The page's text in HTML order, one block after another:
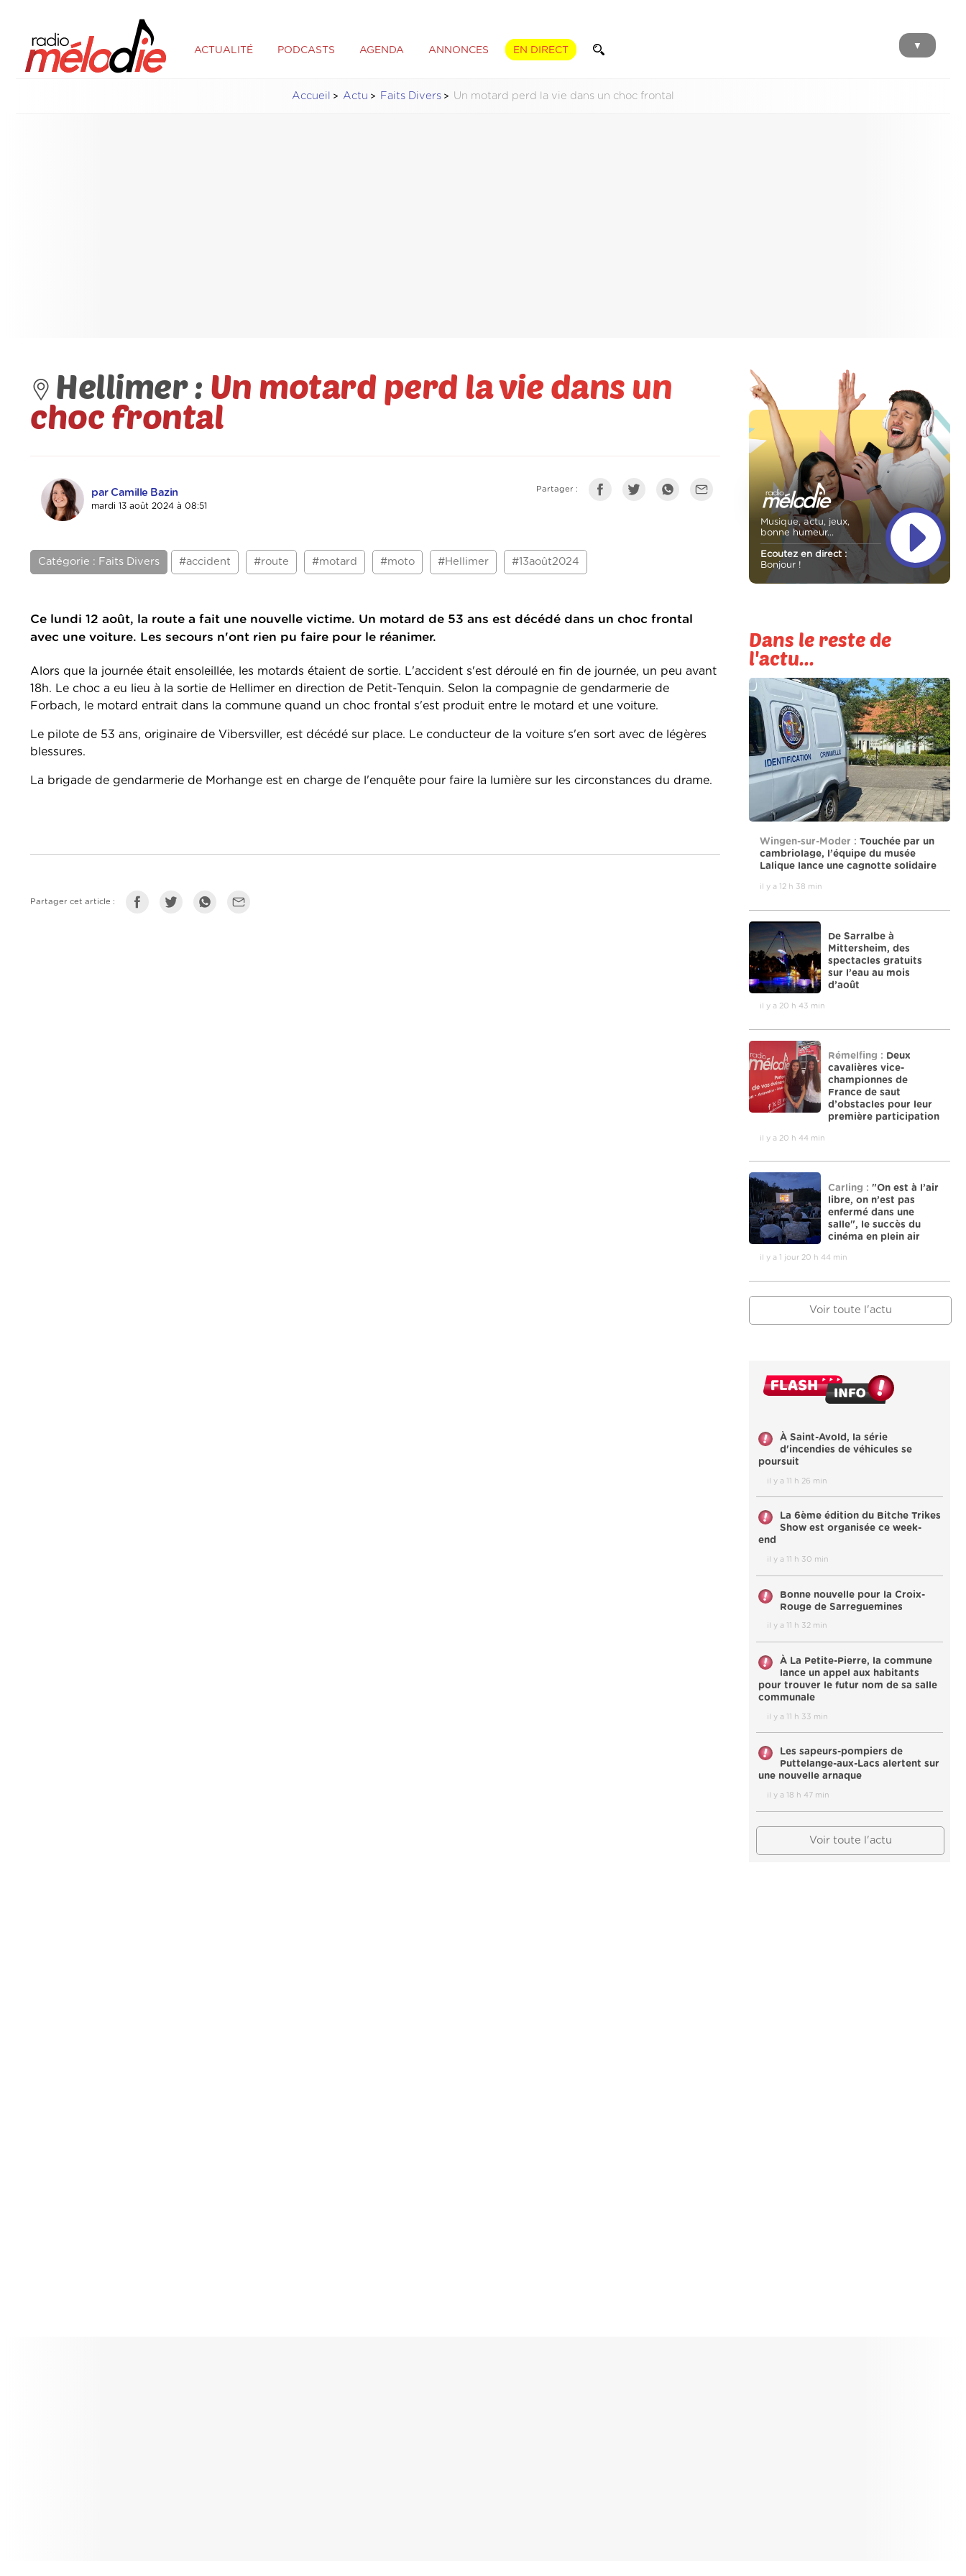
ACTUALITÉ PODCASTS AGENDA ANNONCES EN DIRECT ▼
Accueil Actu Faits Divers Un motard perd la vie dans un choc frontal
Hellimer : Un motard perd la vie dans un
choc frontal
par Camille Bazin
mardi 13 août 2024 à 08:51
Partager :
Catégorie : Faits Divers #accident #route #motard #moto #Hellimer #13août2024
Ce lundi 12 août, la route a fait une nouvelle victime. Un motard de 53 ans est décédé dans un choc frontal
avec une voiture. Les secours n'ont rien pu faire pour le réanimer.
Alors que la journée était ensoleillée, les motards étaient de sortie. L'accident s'est déroulé en fin de journée, un peu avant
18h. Le choc a eu lieu à la sortie de Hellimer en direction de Petit-Tenquin. Selon la compagnie de gendarmerie de
Forbach, le motard entrait dans la commune quand un choc frontal s'est produit entre le motard et une voiture.
Le pilote de 53 ans, originaire de Vibersviller, est décédé sur place. Le conducteur de la voiture s'en sort avec de légères
blessures.
La brigade de gendarmerie de Morhange est en charge de l'enquête pour faire la lumière sur les circonstances du drame.
Partager cet article :
Musique, actu, jeux,
bonne humeur...
Ecoutez en direct :
Bonjour !
Dans le reste de
l'actu...
Wingen-sur-Moder : Touchée par un
cambriolage, l’équipe du musée
Lalique lance une cagnotte solidaire
il y a 12 h 38 min
De Sarralbe à
Mittersheim, des
spectacles gratuits
sur l’eau au mois
d’août
il y a 20 h 43 min
Rémelfing : Deux
cavalières vice-
championnes de
France de saut
d’obstacles pour leur
première participation
il y a 20 h 44 min
Carling : "On est à l’air
libre, on n’est pas
enfermé dans une
salle", le succès du
cinéma en plein air
il y a 1 jour 20 h 44 min
Voir toute l'actu
À Saint-Avold, la série
d'incendies de véhicules se
poursuit
il y a 11 h 26 min
La 6ème édition du Bitche Trikes
Show est organisée ce week-
end
il y a 11 h 30 min
Bonne nouvelle pour la Croix-
Rouge de Sarreguemines
il y a 11 h 32 min
À La Petite-Pierre, la commune
lance un appel aux habitants
pour trouver le futur nom de sa salle
communale
il y a 11 h 33 min
Les sapeurs-pompiers de
Puttelange-aux-Lacs alertent sur
une nouvelle arnaque
il y a 18 h 47 min
Voir toute l'actu